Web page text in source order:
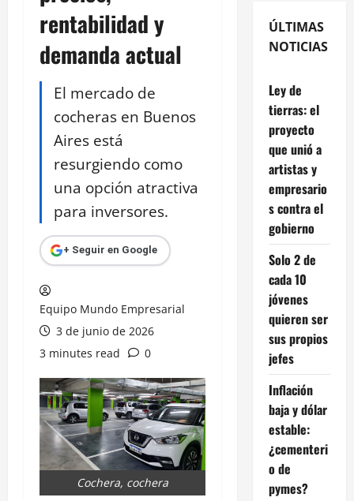
rentabilidad y
demanda actual
El mercado de
cocheras en Buenos
Aires está
resurgiendo como
una opción atractiva
para inversores.
+ Seguir en Google
Equipo Mundo Empresarial
3 de junio de 2026
3 minutes read
0
Cochera, cochera
ÚLTIMAS
NOTICIAS
Ley de
tierras: el
proyecto
que unió a
artistas y
empresario
s contra el
gobierno
Solo 2 de
cada 10
jóvenes
quieren ser
sus propios
jefes
Inflación
baja y dólar
estable:
¿cementeri
o de
pymes?